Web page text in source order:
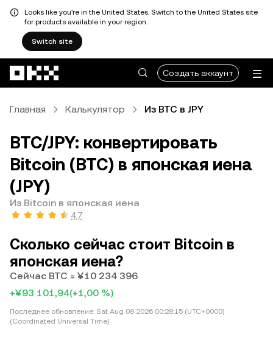
Looks like you're in the United States. Switch to the United States site
for products available in your region.
Switch site
Создать аккаунт
Главная Калькулятор Из BTC в JPY
BTC/JPY: конвертировать
Bitcoin (BTC) в японская иена
(JPY)
Из Bitcoin в японская иена
4,7
Сколько сейчас стоит Bitcoin в
японская иена?
Сейчас BTC = ¥10 234 396
+¥93 101,94(+1,00 %)
Последнее обновление: Sat Aug 08 2026 00:28:15 (UTC+0000)
(Coordinated Universal Time)